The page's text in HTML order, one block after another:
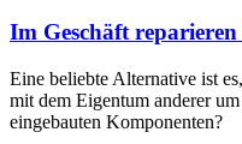
Im Geschäft reparieren
Eine beliebte Alternative ist
mit dem Eigentum anderer
eingebauten Komponenten?